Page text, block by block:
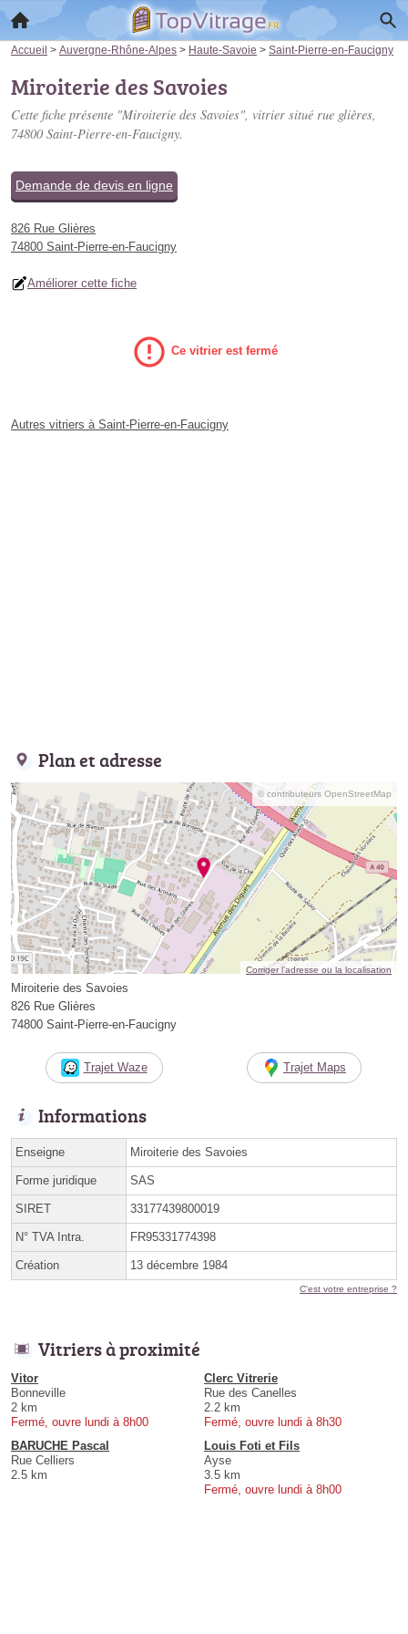
Accueil > Auvergne-Rhône-Alpes > Haute-Savoie > Saint-Pierre-en-Faucigny
Miroiterie des Savoies
Cette fiche présente "Miroiterie des Savoies", vitrier situé rue glières,
74800 Saint-Pierre-en-Faucigny.
Demande de devis en ligne
826 Rue Glières
74800 Saint-Pierre-en-Faucigny
Améliorer cette fiche
Ce vitrier est fermé
Autres vitriers à Saint-Pierre-en-Faucigny
Plan et adresse
© contributeurs OpenStreetMap
Corriger l’adresse ou la localisation
Miroiterie des Savoies
826 Rue Glières
74800 Saint-Pierre-en-Faucigny
Trajet Waze Trajet Maps
Informations
Enseigne Miroiterie des Savoies
Forme juridique SAS
SIRET 33177439800019
N° TVA Intra. FR95331774398
Création 13 décembre 1984
C'est votre entreprise ?
Vitriers à proximité
Vitor
Bonneville
2 km
Fermé, ouvre lundi à 8h00
Clerc Vitrerie
Rue des Canelles
2.2 km
Fermé, ouvre lundi à 8h30
BARUCHE Pascal
Rue Celliers
2.5 km
Louis Foti et Fils
Ayse
3.5 km
Fermé, ouvre lundi à 8h00